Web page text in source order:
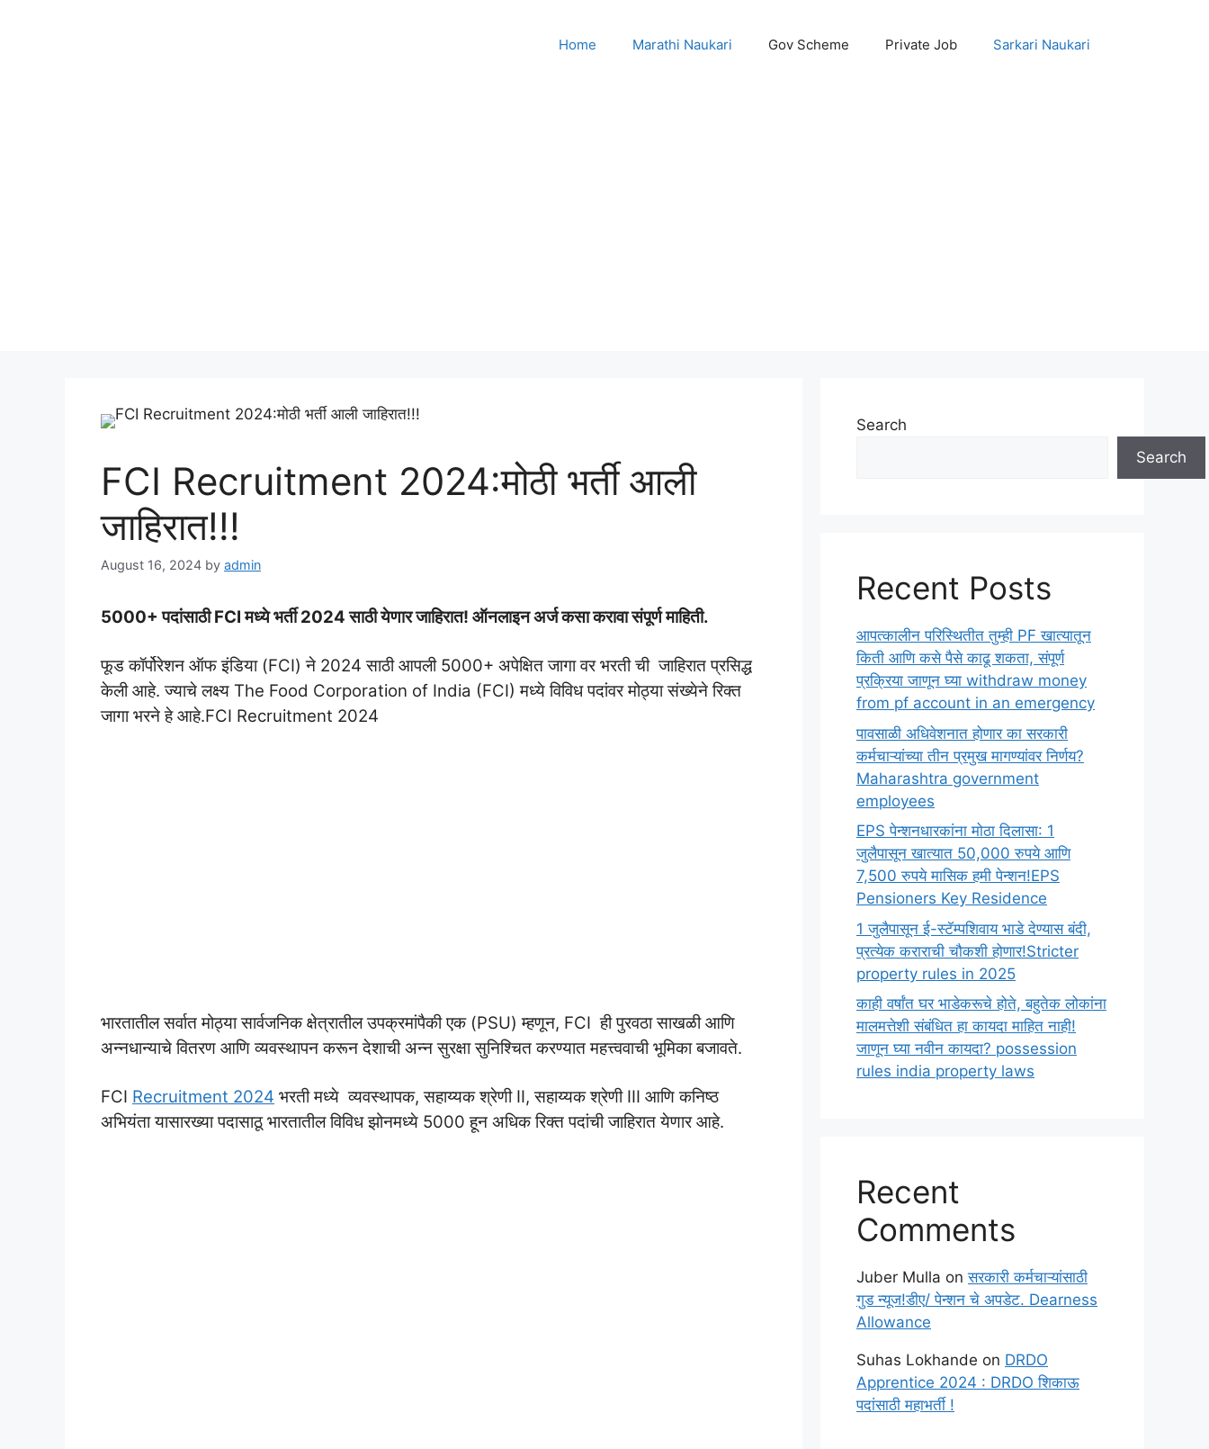
Home Marathi Naukari Gov Scheme Private Job Sarkari Naukari
FCI Recruitment 2024:मोठी भर्ती आली
जाहिरात!!!
August 16, 2024 by admin
5000+ पदांसाठी FCI मध्ये भर्ती 2024 साठी येणार जाहिरात! ऑनलाइन अर्ज कसा करावा संपूर्ण माहिती.
फूड कॉर्पोरेशन ऑफ इंडिया (FCI) ने 2024 साठी आपली 5000+ अपेक्षित जागा वर भरती ची जाहिरात प्रसिद्ध
केली आहे. ज्याचे लक्ष्य The Food Corporation of India (FCI) मध्ये विविध पदांवर मोठ्या संख्येने रिक्त
जागा भरने हे आहे.FCI Recruitment 2024
भारतातील सर्वात मोठ्या सार्वजनिक क्षेत्रातील उपक्रमांपैकी एक (PSU) म्हणून, FCI ही पुरवठा साखळी आणि
अन्नधान्याचे वितरण आणि व्यवस्थापन करून देशाची अन्न सुरक्षा सुनिश्चित करण्यात महत्त्ववाची भूमिका बजावते.
FCI Recruitment 2024 भरती मध्ये व्यवस्थापक, सहाय्यक श्रेणी II, सहाय्यक श्रेणी III आणि कनिष्ठ
अभियंता यासारख्या पदासाठू भारतातील विविध झोनमध्ये 5000 हून अधिक रिक्त पदांची जाहिरात येणार आहे.
Search
Search
Recent Posts
आपत्कालीन परिस्थितीत तुम्ही PF खात्यातून
किती आणि कसे पैसे काढू शकता, संपूर्ण
प्रक्रिया जाणून घ्या withdraw money
from pf account in an emergency
पावसाळी अधिवेशनात होणार का सरकारी
कर्मचाऱ्यांच्या तीन प्रमुख मागण्यांवर निर्णय?
Maharashtra government
employees
EPS पेन्शनधारकांना मोठा दिलासा: 1
जुलैपासून खात्यात 50,000 रुपये आणि
7,500 रुपये मासिक हमी पेन्शन!EPS
Pensioners Key Residence
1 जुलैपासून ई-स्टॅम्पशिवाय भाडे देण्यास बंदी,
प्रत्येक कराराची चौकशी होणार!Stricter
property rules in 2025
काही वर्षांत घर भाडेकरूचे होते, बहुतेक लोकांना
मालमत्तेशी संबंधित हा कायदा माहित नाही!
जाणून घ्या नवीन कायदा? possession
rules india property laws
Recent
Comments
Juber Mulla onसरकारी कर्मचाऱ्यांसाठी
गुड न्यूज!डीए/ पेन्शन चे अपडेट. Dearness
Allowance
Suhas Lokhande on DRDO
Apprentice 2024 : DRDO शिकाऊ
पदांसाठी महाभर्ती !